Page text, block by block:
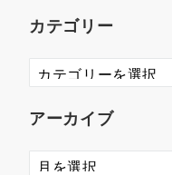
カテゴリー
アーカイブ